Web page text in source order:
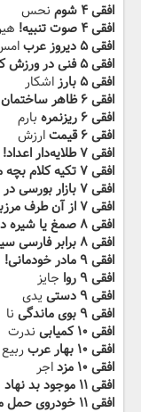
افقی ۴ شوم
نحس
افقی ۴ صوت تنبیه!‬‫
افقی ۵ دیروز عرب
افقی ۵ فنی در ورزش کشتی
افقی ۵ بارز
اشکار
افقی ۶ ظاهر ساختمان
افقی ۶ ریزنمره
بارم
افقی ۶ قیمت
ارزش
افقی ۷ طلایه‌دار اعداد!
افقی ۷ تکیه کلام بچه‬‫ مشهد
افقی ۷ بازار بورسی در امریکا
افقی ۷ از آن طرف مرزبان است!
افقی ۸ صمغ یا شیره دارویی‌ که‌ از ریشه‌ انجدان گرفته می‌شود
افقی ۸ برابر‬‫‌ فارسی سیفون
افقی ۹ مادر خودمانی!
افقی ۹ روا
جایز
افقی ۹ دستی
یدی
افقی ۹ بوی ماندگی
نا
افقی ۱۰ کمیابی
ندرت
افقی ۱۰ بهار عرب
ربیع
افقی ۱۰ مزد
اجر
افقی ۱۱ موجود بد نهاد
افقی ۱۱ خودروی‬ ‫حمل مایعات